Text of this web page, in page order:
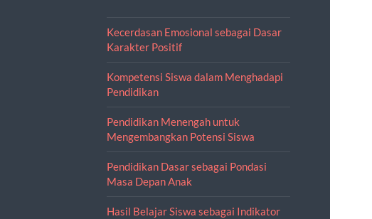
Kecerdasan Emosional sebagai Dasar
Karakter Positif
Kompetensi Siswa dalam Menghadapi
Pendidikan
Pendidikan Menengah untuk
Mengembangkan Potensi Siswa
Pendidikan Dasar sebagai Pondasi
Masa Depan Anak
Hasil Belajar Siswa sebagai Indikator